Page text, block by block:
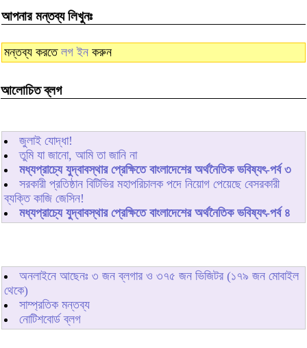
আপনার মন্তব্য লিখুনঃ
মন্তব্য করতে লগ ইন করুন
আলোচিত ব্লগ
জুলাই যোদ্ধা!
তুমি যা জানো, আমি তা জানি না
মধ্যপ্রাচ্যে যুদ্বাবস্থার প্রেক্ষিতে বাংলাদেশের অর্থনৈতিক ভবিষ্যৎ-পর্ব ৩
সরকারী প্রতিষ্ঠান বিটিভির মহাপরিচালক পদে নিয়োগ পেয়েছে বেসরকারী
ব্যক্তি কাজি জেসিন!
মধ্যপ্রাচ্যে যুদ্বাবস্থার প্রেক্ষিতে বাংলাদেশের অর্থনৈতিক ভবিষ্যৎ-পর্ব ৪
অনলাইনে আছেনঃ ৩ জন ব্লগার ও ৩৭৫ জন ভিজিটর (১৭৯ জন মোবাইল
থেকে)
সাম্প্রতিক মন্তব্য
নোটিশবোর্ড ব্লগ